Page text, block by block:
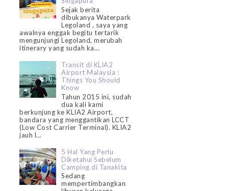
Sejak berita
dibukanya Waterpark
Legoland , saya yang
awalnya enggak begitu tertarik
mengunjungi Legoland, merubah
itinerary yang sudah ka...
Transit di KLIA2
Airport Malaysia :
Things You Should
Know
Tahun 2015 ini, sudah
dua kali kami
berkunjung ke KLIA2 Airport,
bandara yang menggantikan LCCT
(Low Cost Carrier Terminal). KLIA2
jauh l...
5 Hal Yang Perlu
Diketahui Sebelum
Camping di Tanakita
Sedang
mempertimbangkan